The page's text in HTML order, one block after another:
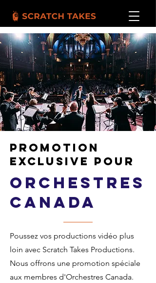
Promotion
exclusive pour
Orchestres
Canada
Poussez vos productions vidéo plus
loin avec Scratch Takes Productions.
Nous offrons une promotion spéciale
aux membres d'Orchestres Canada.